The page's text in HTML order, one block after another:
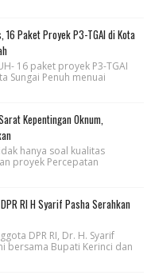
16 Paket Proyek P3-TGAI di Kota
16 paket proyek P3-TGAI
Sungai Penuh menuai
Kepentingan Oknum,
hanya soal kualitas
proyek Percepatan
RI H Syarif Pasha Serahkan
DPR RI, Dr. H. Syarif
bersama Bupati Kerinci dan